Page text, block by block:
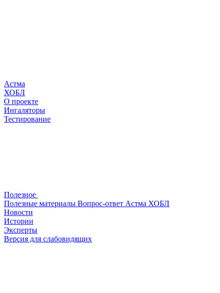
Астма
ХОБЛ
О проекте
Ингаляторы
Тестирование
Полезное
Полезные материалы Вопрос-ответ Астма ХОБЛ
Новости
Истории
Эксперты
Версия для слабовидящих